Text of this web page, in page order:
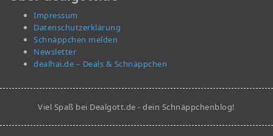
Impressum
Datenschutzerklärung
Schnäppchen melden
Newsletter
dealhai.de – Deals & Schnäppchen
Viel Spaß bei Dealgott.de - dein Schnäppchenblog!